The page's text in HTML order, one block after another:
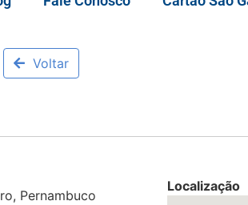
Voltar
Pernambuco
Localização